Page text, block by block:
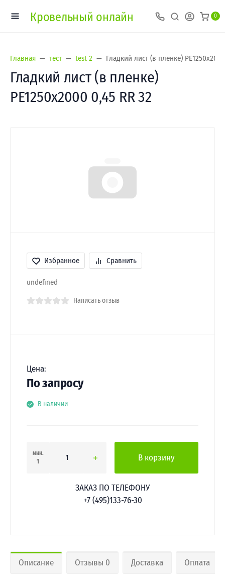
Кровельный онлайн 0
Главная тест test 2 Гладкий лист (в пленке)
Гладкий лист (в пленке)
PE1250х2000 0,45 RR 32
Избранное Сравнить
undefined
Написать отзыв
Цена:
По запросу
В наличии
мин.
1
В корзину
ЗАКАЗ ПО ТЕЛЕФОНУ
+7 (495)133-76-30
Описание Отзывы 0 Доставка Оплата